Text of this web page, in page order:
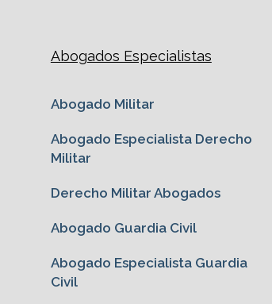
Abogados Especialistas
Abogado Militar
Abogado Especialista Derecho
Militar
Derecho Militar Abogados
Abogado Guardia Civil
Abogado Especialista Guardia
Civil